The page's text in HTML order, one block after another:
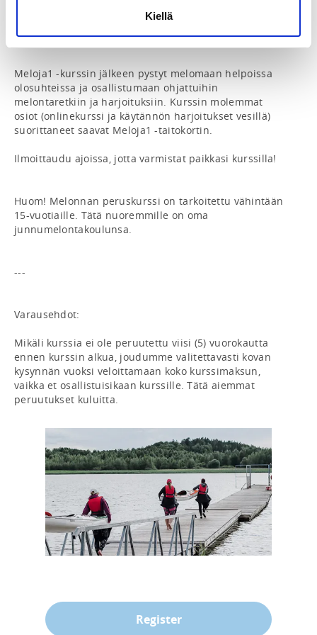
Kiellä
Pitkäsalmen suojainen vesistöalue. Jokaisena
Meloja1 -kurssin jälkeen pystyt melomaan helpoissa
olosuhteissa ja osallistumaan ohjattuihin
melontaretkiin ja harjoituksiin. Kurssin molemmat
osiot (onlinekurssi ja käytännön harjoitukset vesillä)
suorittaneet saavat Meloja1 -taitokortin.
Ilmoittaudu ajoissa, jotta varmistat paikkasi kurssilla!
Huom! Melonnan peruskurssi on tarkoitettu vähintään
15-vuotiaille. Tätä nuoremmille on oma
junnumelontakoulunsa.
---
Varausehdot:
Mikäli kurssia ei ole peruutettu viisi (5) vuorokautta
ennen kurssin alkua, joudumme valitettavasti kovan
kysynnän vuoksi veloittamaan koko kurssimaksun,
vaikka et osallistuisikaan kurssille. Tätä aiemmat
peruutukset kuluitta.
Register